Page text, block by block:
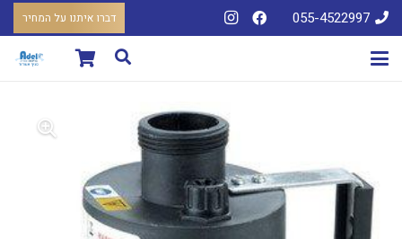
055-4522997 דברו איתנו על המחיר